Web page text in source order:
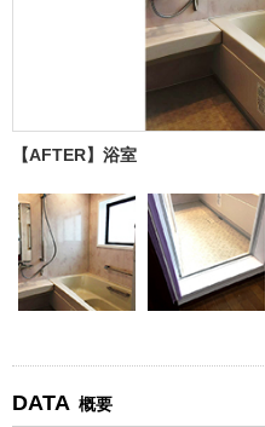
【AFTER】浴室
DATA 概要